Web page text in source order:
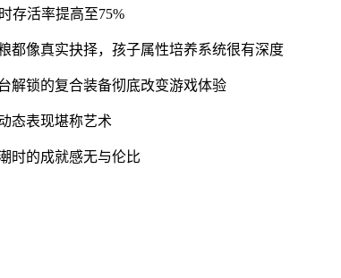
存活率提高至75%
都像真实抉择，孩子属性培养系统很有深度
解锁的复合装备彻底改变游戏体验
态表现堪称艺术
时的成就感无与伦比